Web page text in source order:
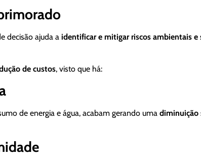
decisão ajuda a identificar e mitigar riscos ambientais e
de custos, visto que há:
de energia e água, acabam gerando uma diminuição